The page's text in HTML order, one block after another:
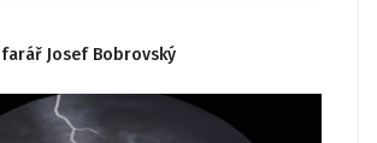
Josef Bobrovský